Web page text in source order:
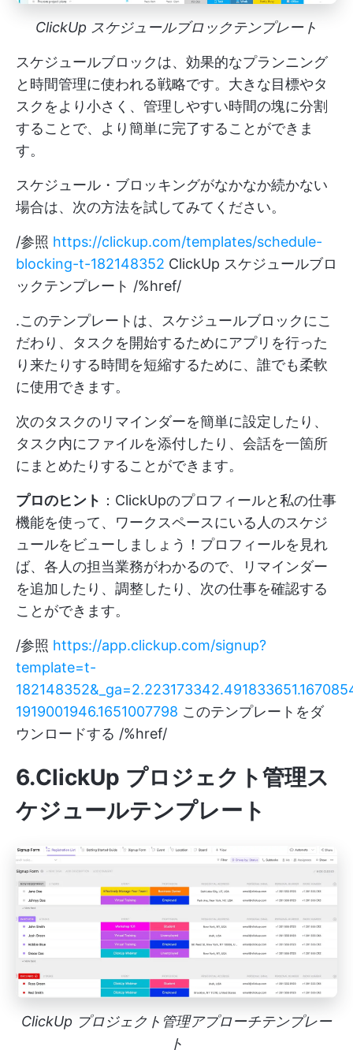
ClickUp スケジュールブロックテンプレート
スケジュールブロックは、効果的なプランニング
と時間管理に使われる戦略です。大きな目標やタ
スクをより小さく、管理しやすい時間の塊に分割
することで、より簡単に完了することができま
す。
スケジュール・ブロッキングがなかなか続かない
場合は、次の方法を試してみてください。
/参照 https://clickup.com/templates/schedule-
blocking-t-182148352 ClickUp スケジュールブロ
ックテンプレート /%href/
.このテンプレートは、スケジュールブロックにこ
だわり、タスクを開始するためにアプリを行った
り来たりする時間を短縮するために、誰でも柔軟
に使用できます。
次のタスクのリマインダーを簡単に設定したり、
タスク内にファイルを添付したり、会話を一箇所
にまとめたりすることができます。
プロのヒント ：ClickUpのプロフィールと私の仕事
機能を使って、ワークスペースにいる人のスケジ
ュールをビューしましょう！プロフィールを見れ
ば、各人の担当業務がわかるので、リマインダー
を追加したり、調整したり、次の仕事を確認する
ことができます。
/参照 https://app.clickup.com/signup?
template=t-
1919001946.1651007798 このテンプレートをダ
ウンロードする /%href/
6.ClickUp プロジェクト管理ス
ケジュールテンプレート
ClickUp プロジェクト管理アプローチテンプレー
ト